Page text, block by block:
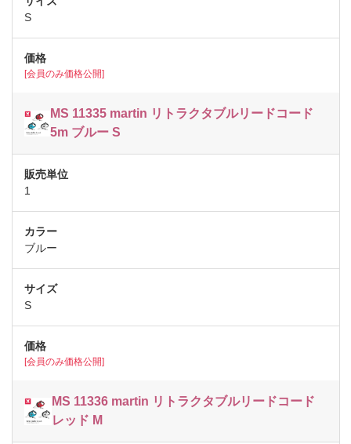
S
[会員のみ価格公開]
MS 11335 martin リトラクタブルリードコード
5m ブルー S
1
ブルー
S
[会員のみ価格公開]
MS 11336 martin リトラクタブルリードコード
レッド M